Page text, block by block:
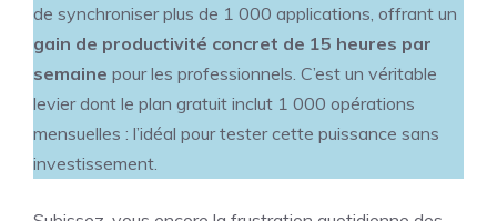
de synchroniser plus de 1 000 applications, offrant un
gain de productivité concret de 15 heures par
semaine pour les professionnels. C’est un véritable
levier dont le plan gratuit inclut 1 000 opérations
mensuelles : l’idéal pour tester cette puissance sans
investissement.